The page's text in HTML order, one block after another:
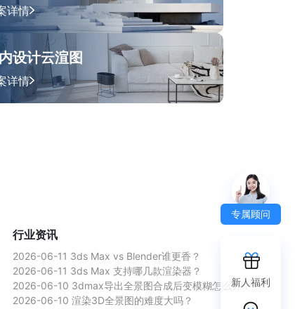
详情
设计云渲图
详情
行业资讯
2026-06-11 3ds Max vs Blender谁更香？
2026-06-11 3ds Max 支持哪几款渲染器？
2026-06-10 3dmax导出全景图合成后变模糊怎么办？
2026-06-10 渲染3D全景图的难度大吗？
专属顾问
新人福利